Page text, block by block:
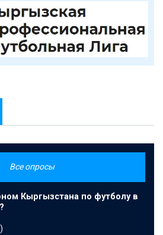
Все опросы
Кыргызстана по футболу в